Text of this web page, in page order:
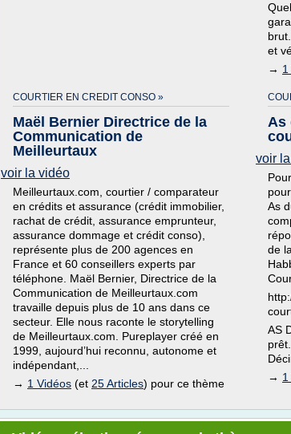
et
→
COURTIER EN CREDIT CONSO »
Maël Bernier Directrice de la
Communication de
Meilleurtaux
voir la vidéo
Meilleurtaux.com, courtier / comparateur
en crédits et assurance (crédit immobilier,
rachat de crédit, assurance emprunteur,
assurance dommage et crédit conso),
représente plus de 200 agences en
France et 60 conseillers experts par
téléphone. Maël Bernier, Directrice de la
Communication de Meilleurtaux.com
travaille depuis plus de 10 ans dans ce
secteur. Elle nous raconte le storytelling
de Meilleurtaux.com. Pureplayer créé en
1999, aujourd’hui reconnu, autonome et
indépendant,...
→ 1 Vidéos (et 25 Articles) pour ce thème
As
voir
As
de
AS
→